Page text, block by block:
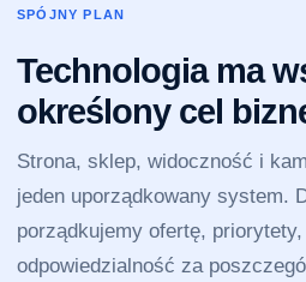
SPÓJNY PLAN
Technologia ma
określony cel
Strona, sklep, widoczność i
jeden uporządkowany system.
porządkujemy ofertę,
odpowiedzialność za